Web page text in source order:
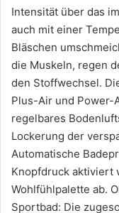
Intensität über das
auch mit einer
Bläschen
die Muskeln, regen
den Stoffwechsel.
Plus-Air und Power-
regelbares
Lockerung der
Automatische
Knopfdruck aktiviert
Wohlfühlpalette ab.
Sportbad: Die